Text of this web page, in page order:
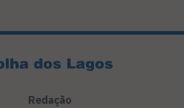
Redação